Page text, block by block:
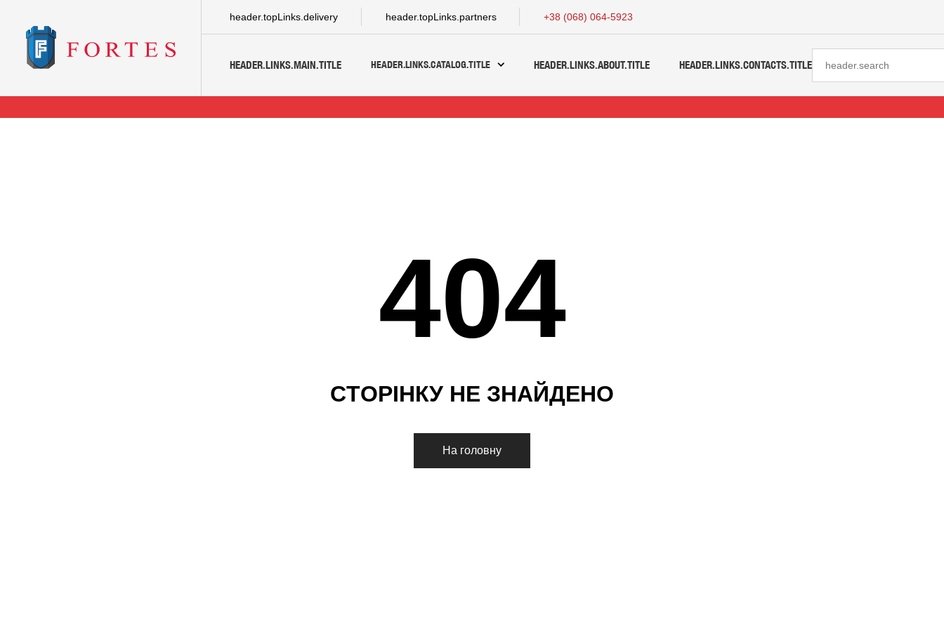
header.topLinks.delivery header.topLinks.partners +38 (068) 064-5923
HEADER.LINKS.MAIN.TITLE HEADER.LINKS.CATALOG.TITLE HEADER.LINKS.ABOUT.TITLE HEADER.LINKS.CONTACTS.TITLE
404
СТОРІНКУ НЕ ЗНАЙДЕНО
На головну